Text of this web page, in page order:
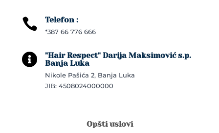
 Telefon :
*387 66 776 666

"Hair Respect" Darija Maksimović s.p.
Banja Luka
Nikole Pašića 2, Banja Luka
JIB: 4508024000000
Opšti uslovi